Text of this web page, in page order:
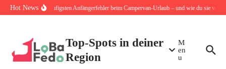
Zum Inhalt springen
Hot NewsDie 10 häufigsten Anfängerfehler beim Campervan-Urlaub – und wie du sie von
Top-Spots in deiner
Region
M
en
u